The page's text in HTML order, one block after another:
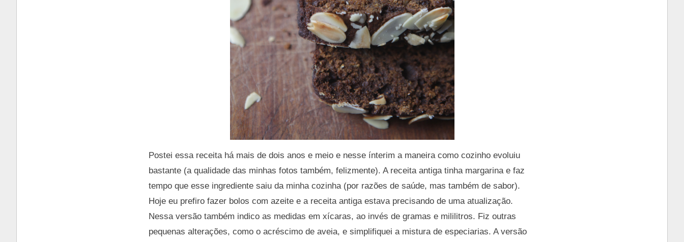
Postei essa receita há mais de dois anos e meio e nesse ínterim a maneira como cozinho evoluiu
bastante (a qualidade das minhas fotos também, felizmente). A receita antiga tinha margarina e faz
tempo que esse ingrediente saiu da minha cozinha (por razões de saúde, mas também de sabor).
Hoje eu prefiro fazer bolos com azeite e a receita antiga estava precisando de uma atualização.
Nessa versão também indico as medidas em xícaras, ao invés de gramas e mililitros. Fiz outras
pequenas alterações, como o acréscimo de aveia, e simplifiquei a mistura de especiarias. A versão